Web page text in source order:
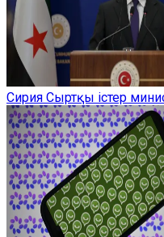
Сирия Сыртқы істер